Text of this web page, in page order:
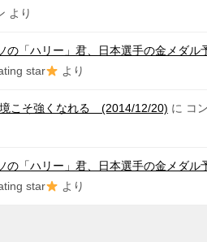
より
「ハリー」君、日本選手の金メダル
star より
こそ強くなれる (2014/12/20) に コ
「ハリー」君、日本選手の金メダル
star より